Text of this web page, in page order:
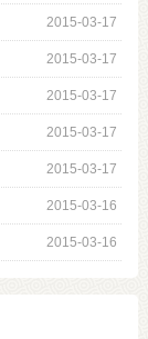
2015-03-17
2015-03-17
2015-03-17
2015-03-17
2015-03-17
2015-03-16
2015-03-16